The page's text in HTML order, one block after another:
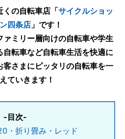
の自転車店「サイクルショッ
四条店 」です！
ァミリー層向けの自転車や学生
自転車など自転車生活を快適に
さまにピッタリの自転車を一
ていきます！
-目次-
・折り畳み・レッド